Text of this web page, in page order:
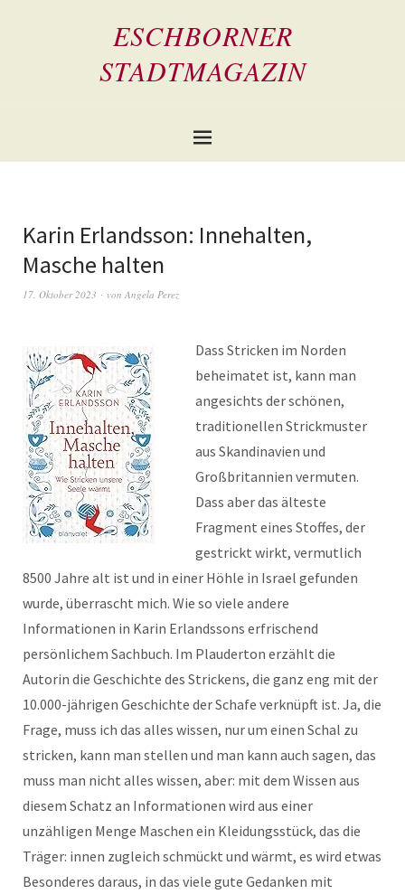
ESCHBORNER
STADTMAGAZIN
Karin Erlandsson: Innehalten,
Masche halten
17. Oktober 2023 von Angela Perez
Dass Stricken im Norden
beheimatet ist, kann man
angesichts der schönen,
traditionellen Strickmuster
aus Skandinavien und
Großbritannien vermuten.
Dass aber das älteste
Fragment eines Stoffes, der
gestrickt wirkt, vermutlich
8500 Jahre alt ist und in einer Höhle in Israel gefunden
wurde, überrascht mich. Wie so viele andere
Informationen in Karin Erlandssons erfrischend
persönlichem Sachbuch. Im Plauderton erzählt die
Autorin die Geschichte des Strickens, die ganz eng mit der
10.000-jährigen Geschichte der Schafe verknüpft ist. Ja, die
Frage, muss ich das alles wissen, nur um einen Schal zu
stricken, kann man stellen und man kann auch sagen, das
muss man nicht alles wissen, aber: mit dem Wissen aus
diesem Schatz an Informationen wird aus einer
unzähligen Menge Maschen ein Kleidungsstück, das die
Träger: innen zugleich schmückt und wärmt, es wird etwas
Besonderes daraus, in das viele gute Gedanken mit